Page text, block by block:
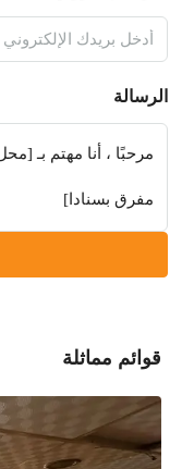
الرسالة
قوائم مماثلة